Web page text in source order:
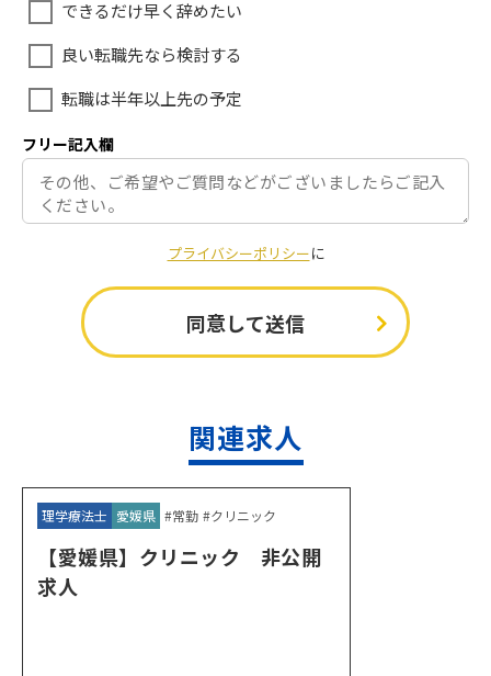
できるだけ早く辞めたい
良い転職先なら検討する
転職は半年以上先の予定
フリー記入欄
プライバシーポリシーに
関連求⼈
理学療法士 愛媛県 #常勤 #クリニック
【愛媛県】クリニック 非公開
求人